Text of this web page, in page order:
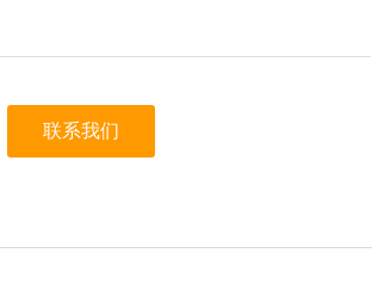
联系我们